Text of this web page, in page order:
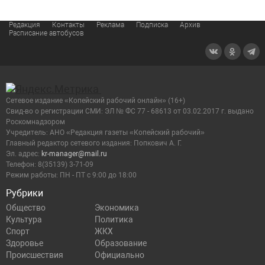
Редакция Контакты Реклама Подписка
Архив
Расписание автобусов
Рубрики
Общество
Экономика
Культура
Политика
Спорт
ЖКХ
Здоровье
Образование
Происшествия
Официально
Сетевое издание «Копейский рабочий онлайн» (16+)
Cвид-во о регистрации СМИ: ЭЛ № ФС 77 - 68613 от 03.02.2017 г. выдано
Роскомнадзором
Учредитель: АНО «Редакция газеты «Копейский рабочий»
Главный редактор сетевого издания: Попкович А. Г.
Эл. адрес: kr-manager@mail.ru
Телефон: 8(35139) 3-71-09
Режим работы: ПН - ПТ с 9:00 до 18:00